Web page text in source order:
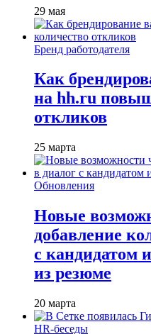
29 мая
Бренд работодателя
Как
на hh.ru
откликов
25 марта
Обновления
Новые
добавление
с кандидатом
из резюме
20 марта
HR-беседы